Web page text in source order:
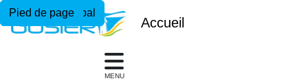
Menu principal
Contenu principal
Pied de page
Accueil
MENU